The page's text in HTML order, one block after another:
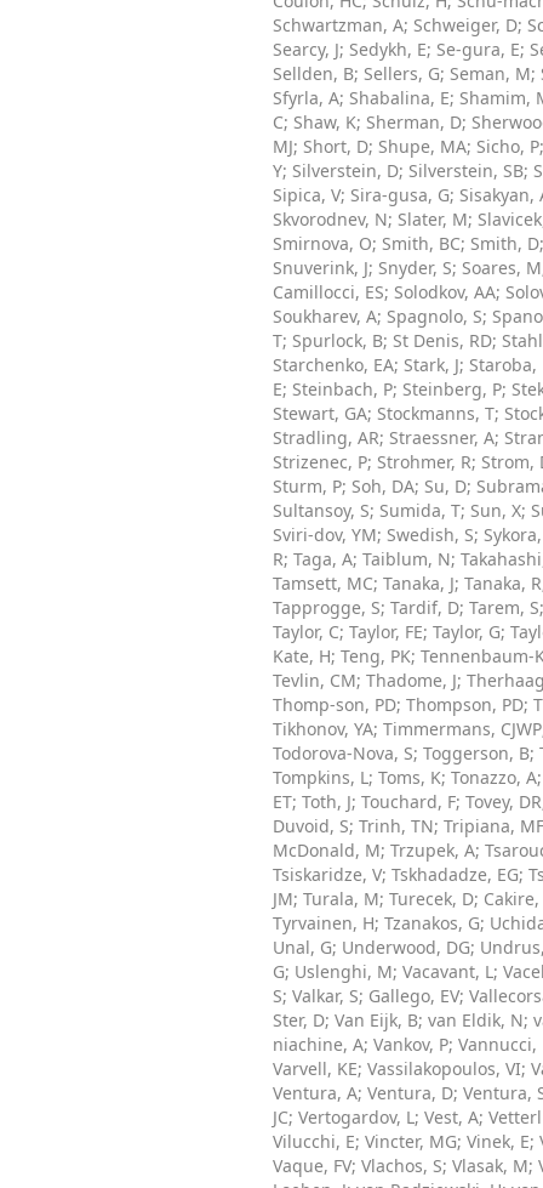
Schwartzman, A; Schweiger, D;
Searcy, J; Sedykh, E; Se-gura, E;
Sellden, B; Sellers, G; Seman, M;
Sfyrla, A; Shabalina, E; Shamim,
C; Shaw, K; Sherman, D;
MJ; Short, D; Shupe, MA; Sicho, P
Y; Silverstein, D; Silverstein, SB;
Sipica, V; Sira-gusa, G; Sisakyan,
Skvorodnev, N; Slater, M;
Smirnova, O; Smith, BC; Smith, D
Snuverink, J; Snyder, S; Soares, M
Camillocci, ES; Solodkov, AA;
Soukharev, A; Spagnolo, S;
T; Spurlock, B; St Denis, RD;
Starchenko, EA; Stark, J; Staroba,
E; Steinbach, P; Steinberg, P;
Stewart, GA; Stockmanns, T;
Stradling, AR; Straessner, A;
Strizenec, P; Strohmer, R; Strom,
Sturm, P; Soh, DA; Su, D;
Sultansoy, S; Sumida, T; Sun, X;
Sviri-dov, YM; Swedish, S;
R; Taga, A; Taiblum, N;
Tamsett, MC; Tanaka, J; Tanaka, R
Tapprogge, S; Tardif, D; Tarem, S
Taylor, C; Taylor, FE; Taylor, G;
Kate, H; Teng, PK; Tennenbaum-
Tevlin, CM; Thadome, J;
Thomp-son, PD; Thompson, PD;
Tikhonov, YA; Timmermans, CJWP
Todorova-Nova, S; Toggerson, B;
Tompkins, L; Toms, K; Tonazzo, A
ET; Toth, J; Touchard, F; Tovey, DR
Duvoid, S; Trinh, TN; Tripiana, MF
McDonald, M; Trzupek, A;
Tsiskaridze, V; Tskhadadze, EG;
JM; Turala, M; Turecek, D;
Tyrvainen, H; Tzanakos, G;
Unal, G; Underwood, DG;
G; Uslenghi, M; Vacavant, L;
S; Valkar, S; Gallego, EV;
Ster, D; Van Eijk, B; van Eldik, N;
niachine, A; Vankov, P; Vannucci,
Varvell, KE; Vassilakopoulos, VI;
Ventura, A; Ventura, D; Ventura,
JC; Vertogardov, L; Vest, A;
Vilucchi, E; Vincter, MG; Vinek, E;
Vaque, FV; Vlachos, S; Vlasak, M;